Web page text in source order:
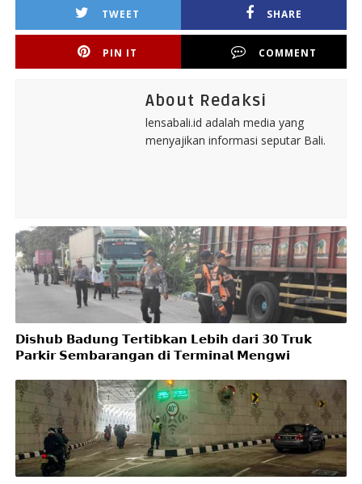
TWEET SHARE
PIN IT COMMENT
About Redaksi
lensabali.id adalah media yang
menyajikan informasi seputar Bali.
𝗗𝗶𝘀𝗵𝘂𝗯 𝗕𝗮𝗱𝘂𝗻𝗴 𝗧𝗲𝗿𝘁𝗶𝗯𝗸𝗮𝗻 𝗟𝗲𝗯𝗶𝗵 𝗱𝗮𝗿𝗶 𝟯𝟬 𝗧𝗿𝘂𝗸
𝗣𝗮𝗿𝗸𝗶𝗿 𝗦𝗲𝗺𝗯𝗮𝗿𝗮𝗻𝗴𝗮𝗻 𝗱𝗶 𝗧𝗲𝗿𝗺𝗶𝗻𝗮𝗹 𝗠𝗲𝗻𝗴𝘄𝗶